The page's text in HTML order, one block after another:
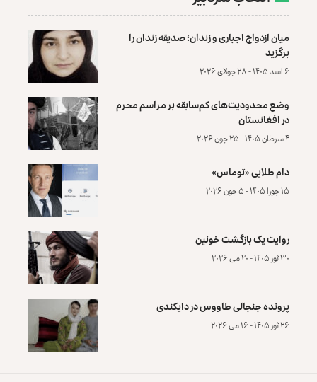
میان ازدواج اجباری و زندان؛ صدیقه زندان را
برگزید
۶ اسد ۱۴۰۵ - ۲۸ جولای ۲۰۲۶
وضع محدودیت‌های کم‌سابقه بر مراسم محرم
در افغانستان
۴ سرطان ۱۴۰۵ - ۲۵ جون ۲۰۲۶
دام طلایی «توماس»
۱۵ جوزا ۱۴۰۵ - ۵ جون ۲۰۲۶
روایت یک بازگشت خونین
۳۰ ثور ۱۴۰۵ - ۲۰ می ۲۰۲۶
پرونده‌ جنجالی طاووس در دایکندی
۲۶ ثور ۱۴۰۵ - ۱۶ می ۲۰۲۶